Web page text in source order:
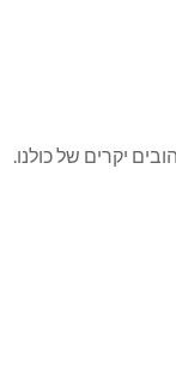
יקרים של כולנו.